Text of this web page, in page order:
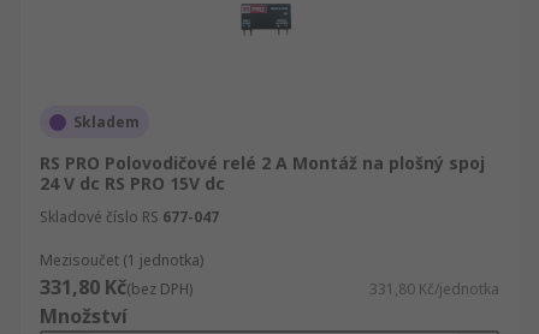
Skladem
RS PRO Polovodičové relé 2 A Montáž na plošný spoj
24 V dc RS PRO 15V dc
Skladové číslo RS 677-047
Mezisoučet (1 jednotka)
331,80 Kč(bez DPH) 331,80 Kč/jednotka
Množství